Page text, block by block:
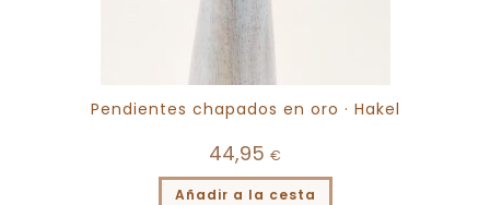
Pendientes chapados en oro · Hakel
44,95 €
Añadir a la cesta